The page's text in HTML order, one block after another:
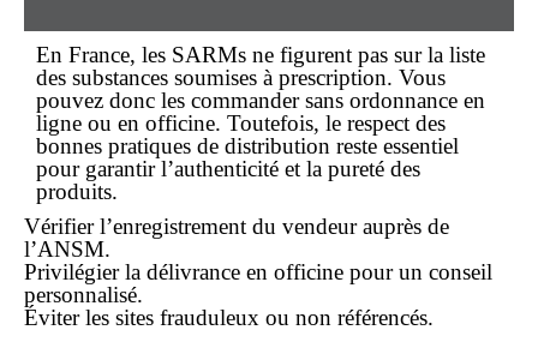
En France, les SARMs ne figurent pas sur la liste
des substances soumises à prescription. Vous
pouvez donc les commander sans ordonnance en
ligne ou en officine. Toutefois, le respect des
bonnes pratiques de distribution reste essentiel
pour garantir l’authenticité et la pureté des
produits.
Vérifier l’enregistrement du vendeur auprès de
l’ANSM.
Privilégier la délivrance en officine pour un conseil
personnalisé.
Éviter les sites frauduleux ou non référencés.